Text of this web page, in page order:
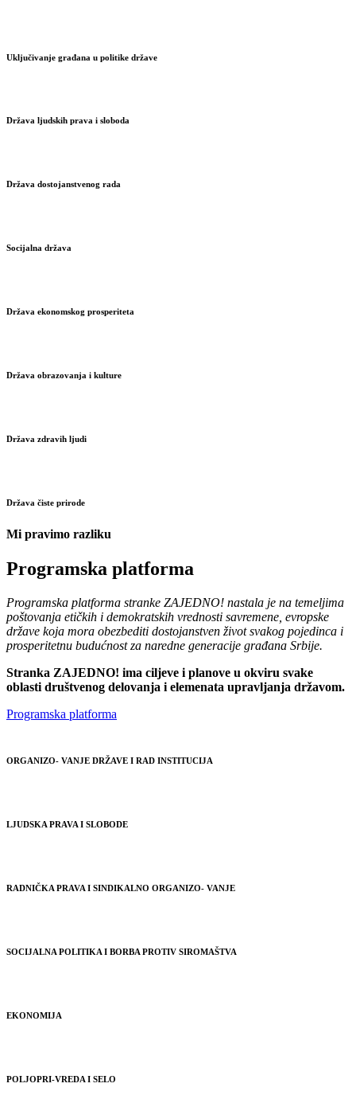
Uključivanje građana u politike države
Država ljudskih prava i sloboda
Država dostojanstvenog rada
Socijalna država
Država ekonomskog prosperiteta
Država obrazovanja i kulture
Država zdravih ljudi
Država čiste prirode
Mi pravimo razliku
Programska platforma
Programska platforma stranke ZAJEDNO! nastala je na temeljima
poštovanja etičkih i demokratskih vrednosti savremene, evropske
države koja mora obezbediti dostojanstven život svakog pojedinca i
prosperitetnu budućnost za naredne generacije građana Srbije.
Stranka ZAJEDNO! ima ciljeve i planove u okviru svake
oblasti društvenog delovanja i elemenata upravljanja državom.
Programska platforma
ORGANIZO- VANJE DRŽAVE I RAD INSTITUCIJA
LJUDSKA PRAVA I SLOBODE
RADNIČKA PRAVA I SINDIKALNO ORGANIZO- VANJE
SOCIJALNA POLITIKA I BORBA PROTIV SIROMAŠTVA
EKONOMIJA
POLJOPRI-VREDA I SELO